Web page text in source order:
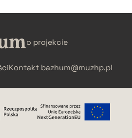
o projekcie
Kontakt bazhum@muzhp.pl